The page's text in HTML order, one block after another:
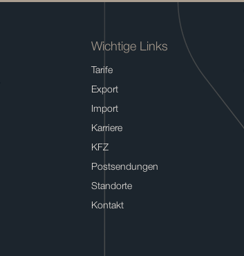
Wichtige Links
Tarife
Export
Import
Karriere
KFZ
Postsendungen
Standorte
Kontakt